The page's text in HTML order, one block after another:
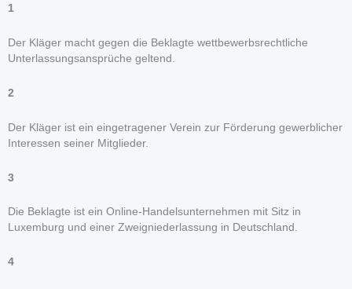
1
Der Kläger macht gegen die Beklagte wettbewerbsrechtliche
Unterlassungsansprüche geltend.
2
Der Kläger ist ein eingetragener Verein zur Förderung gewerblicher
Interessen seiner Mitglieder.
3
Die Beklagte ist ein Online-Handelsunternehmen mit Sitz in
Luxemburg und einer Zweigniederlassung in Deutschland.
4